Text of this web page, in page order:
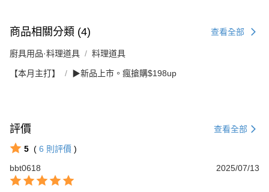
商品相關分類 (4) 查看全部
廚具用品·料理道具 料理道具
【本月主打】 ▶新品上市。瘋搶購$198up
評價 查看全部
5 ( 6 則評價 )
bbt0618
2025/07/13